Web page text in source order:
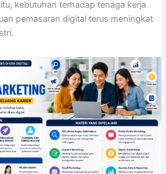
kebutuhan terhadap tenaga kerja
pemasaran digital terus meningkat